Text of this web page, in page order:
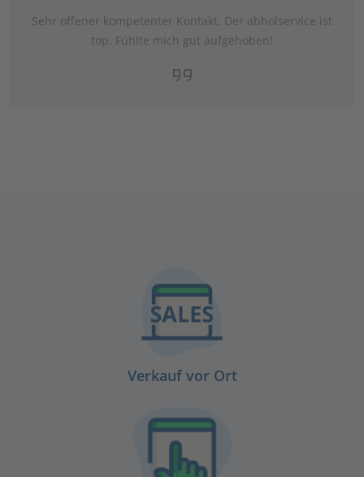
Sehr offener kompetenter Kontakt. Der abholservice ist
top. Fühlte mich gut aufgehoben!
Verkauf vor Ort